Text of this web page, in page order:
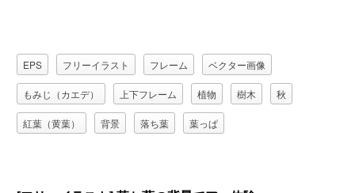
EPS フリーイラスト フレーム ベクター画像
もみじ（カエデ） 上下フレーム 植物 樹木 秋
紅葉（黄葉） 背景 落ち葉 葉っぱ